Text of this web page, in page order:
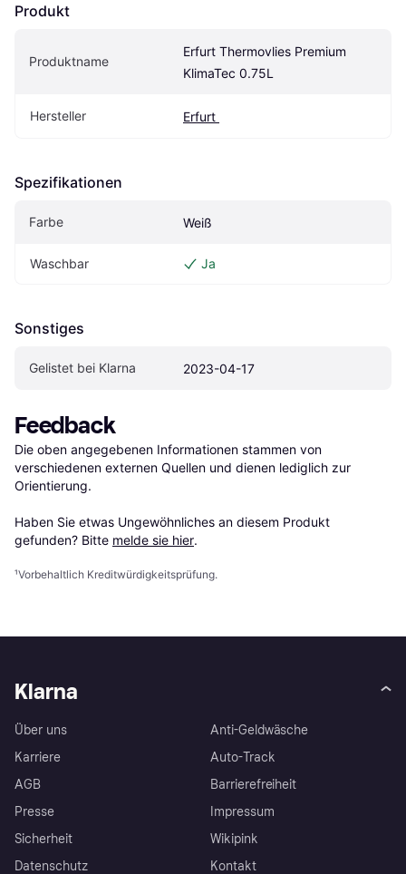
Produkt
Produktname
Erfurt Thermovlies Premium
KlimaTec 0.75L
Hersteller Erfurt
Spezifikationen
Farbe Weiß
Waschbar Ja
Sonstiges
Gelistet bei Klarna 2023-04-17
Feedback
Die oben angegebenen Informationen stammen von
verschiedenen externen Quellen und dienen lediglich zur
Orientierung.
Haben Sie etwas Ungewöhnliches an diesem Produkt
gefunden? Bitte melde sie hier.
¹Vorbehaltlich Kreditwürdigkeitsprüfung.
Klarna
Über uns
Karriere
AGB
Presse
Sicherheit
Datenschutz
Anti-Geldwäsche
Auto-Track
Barrierefreiheit
Impressum
Wikipink
Kontakt